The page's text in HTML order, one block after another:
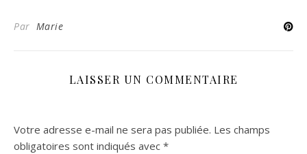
Par Marie
LAISSER UN COMMENTAIRE
Votre adresse e-mail ne sera pas publiée. Les champs
obligatoires sont indiqués avec *